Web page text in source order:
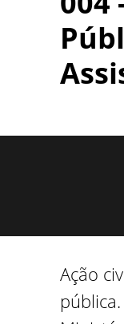
Ação
pública.